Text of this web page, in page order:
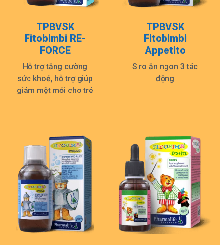
TPBVSK
Fitobimbi RE-
FORCE
Hỗ trợ tăng cường
sức khoẻ, hỗ trợ giúp
giảm mệt mỏi cho trẻ
TPBVSK
Fitobimbi
Appetito
Siro ăn ngon 3 tác
động